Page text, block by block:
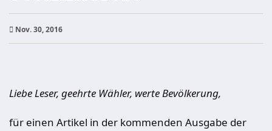
Nov. 30, 2016
Liebe Leser, geehrte Wähler, werte Bevölkerung,
für einen Artikel in der kommenden Ausgabe der